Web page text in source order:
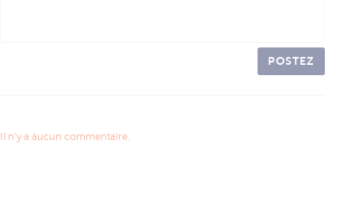
POSTEZ
Il n'y a aucun commentaire.